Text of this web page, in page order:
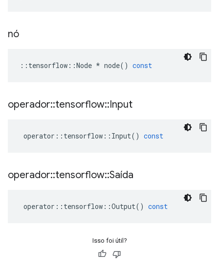
nó
:: tensorflow ::Node * node() const
operador::tensorflow::Input
operator :: tensorflow :: Input() const
operador::tensorflow::Saída
operator :: tensorflow ::Output() const
Isso foi útil?